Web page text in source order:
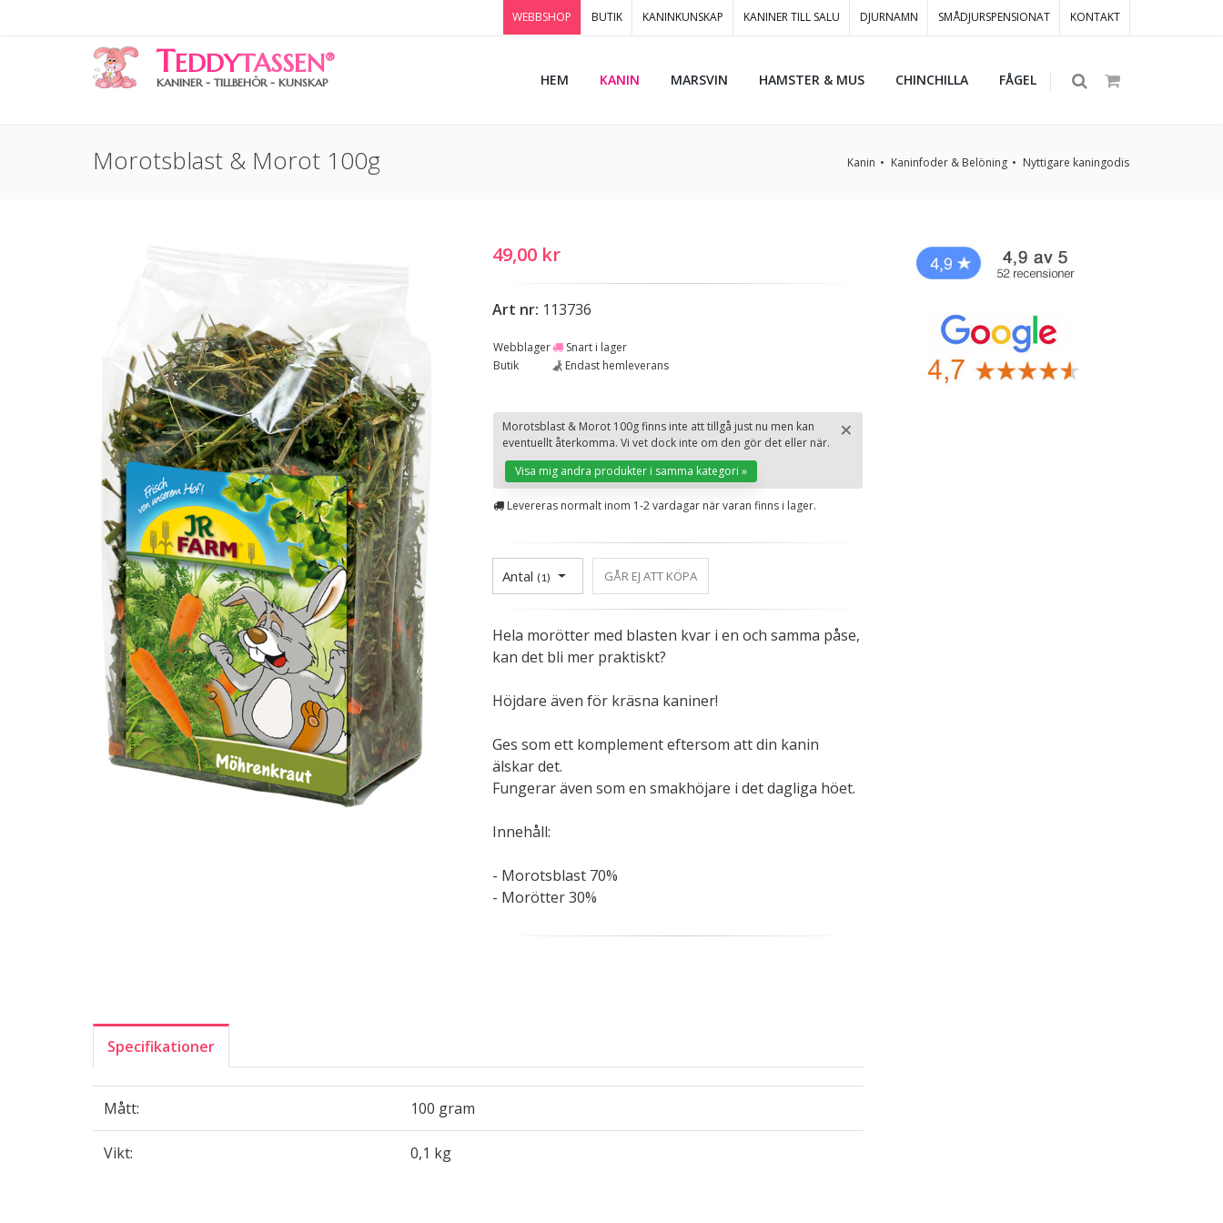
WEBBSHOP BUTIK KANINKUNSKAP KANINER TILL SALU DJURNAMN SMÅDJURSPENSIONAT KONTAKT
TEDDYTASSEN®
KANINER - TILLBEHÖR - KUNSKAP HEM KANIN MARSVIN HAMSTER & MUS CHINCHILLA FÅGEL
Morotsblast & Morot 100g Kanin Kaninfoder & Belöning Nyttigare kaningodis
49,00 kr
Art nr: 113736
Webblager
Snart i lager
Butik
Endast hemleverans
×
Morotsblast & Morot 100g finns inte att tillgå just nu men kan
eventuellt återkomma. Vi vet dock inte om den gör det eller när.
Visa mig andra produkter i samma kategori »
Levereras normalt inom 1-2 vardagar när varan finns i lager.
Antal (1) GÅR EJ ATT KÖPA
Hela morötter med blasten kvar i en och samma påse,
kan det bli mer praktiskt?
Höjdare även för kräsna kaniner!
Ges som ett komplement eftersom att din kanin
älskar det.
Fungerar även som en smakhöjare i det dagliga höet.
Innehåll:
- Morotsblast 70%
- Morötter 30%
Specifikationer
Mått: 100 gram
Vikt: 0,1 kg